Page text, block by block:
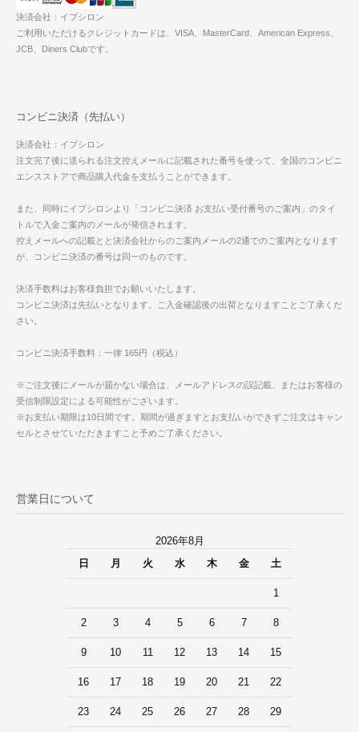
決済会社：イプシロン
ご利用いただけるクレジットカードは、VISA、MasterCard、American Express、
JCB、Diners Clubです。
コンビニ決済（先払い）
決済会社：イプシロン
注文完了後に送られる注文控えメールに記載された番号を使って、全国のコンビニ
エンスストアで商品購入代金を支払うことができます。
また、同時にイプシロンより「コンビニ決済 お支払い受付番号のご案内」のタイ
トルで入金ご案内のメールが発信されます。
控えメールへの記載とと決済会社からのご案内メールの2通でのご案内となります
が、コンビニ決済の番号は同一のものです。
決済手数料はお客様負担でお願いいたします。
コンビニ決済は先払いとなります。ご入金確認後の出荷となりますことご了承くだ
さい。
コンビニ決済手数料：一律 165円（税込）
※ご注文後にメールが届かない場合は、メールアドレスの誤記載、またはお客様の
受信制限設定による可能性がございます。
※お支払い期限は10日間です。期間が過ぎますとお支払いができずご注文はキャン
セルとさせていただきますこと予めご了承ください。
営業日について
2026年8月
日
月 火 水 木 金 土
1
2 3 4 5 6 7 8
9 10 11 12 13 14 15
16 17 18 19 20 21 22
23 24 25 26 27 28 29